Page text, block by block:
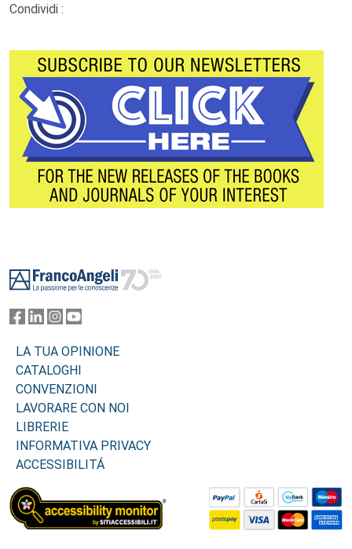
Condividi :
LA TUA OPINIONE
CATALOGHI
CONVENZIONI
LAVORARE CON NOI
LIBRERIE
INFORMATIVA PRIVACY
ACCESSIBILITÁ